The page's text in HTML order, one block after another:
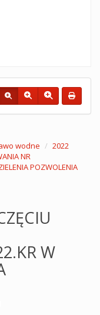
wodne
2022
NR
POZWOLENIA
W